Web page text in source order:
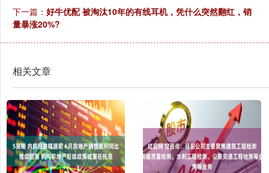
下一篇： 好牛优配 被淘汰10年的有线耳机，凭什么突然翻红，销
量暴涨20%?
相关文章